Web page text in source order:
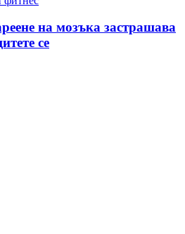
на мозъка застрашава
се